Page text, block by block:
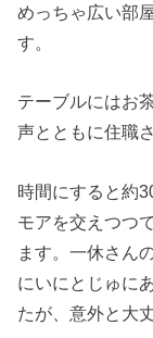
めっちゃ広い部
す。
テーブルにはお
声とともに住職
時間にすると約
モアを交えつつ
ます。一休さん
にいにとじゅに
たが、意外と大